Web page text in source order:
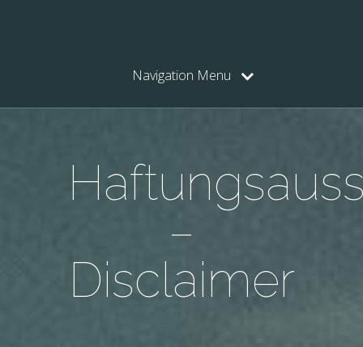
Navigation Menu
–
Disclaimer